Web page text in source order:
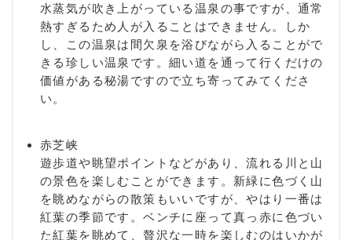
水蒸気が吹き上がっている温泉の事ですが、通常
熱すぎるため人が入ることはできません。しか
し、この温泉は間欠泉を浴びながら入ることがで
きる珍しい温泉です。細い道を通って行くだけの
価値がある秘湯ですので立ち寄ってみてくださ
い。
赤芝峡
遊歩道や眺望ポイントなどがあり、流れる川と山
の景色を楽しむことができます。新緑に色づく山
を眺めながらの散策もいいですが、やはり一番は
紅葉の季節です。ベンチに座って真っ赤に色づい
た紅葉を眺めて、贅沢な一時を楽しむのはいかが